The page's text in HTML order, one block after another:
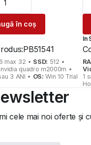
lei.
lei.
în coș
PB51541
max 32 • SSD: 512 •
nvidia quadro m2000m •
3 ANI • OS: Win 10 Trial
a
In
1
cele mai noi oferte și